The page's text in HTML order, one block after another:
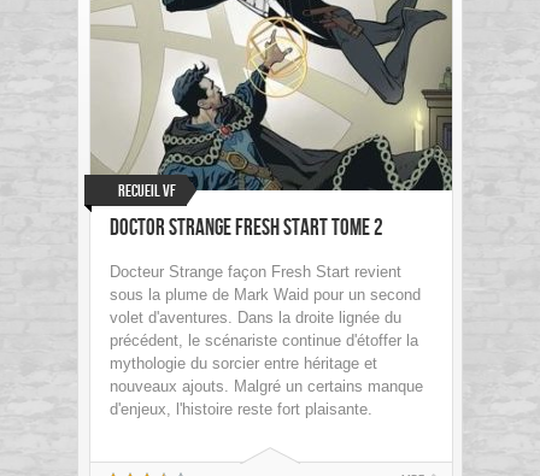
Recueil VF
Doctor Strange Fresh Start Tome 2
Docteur Strange façon Fresh Start revient
sous la plume de Mark Waid pour un second
volet d'aventures. Dans la droite lignée du
précédent, le scénariste continue d'étoffer la
mythologie du sorcier entre héritage et
nouveaux ajouts. Malgré un certains manque
d'enjeux, l'histoire reste fort plaisante.